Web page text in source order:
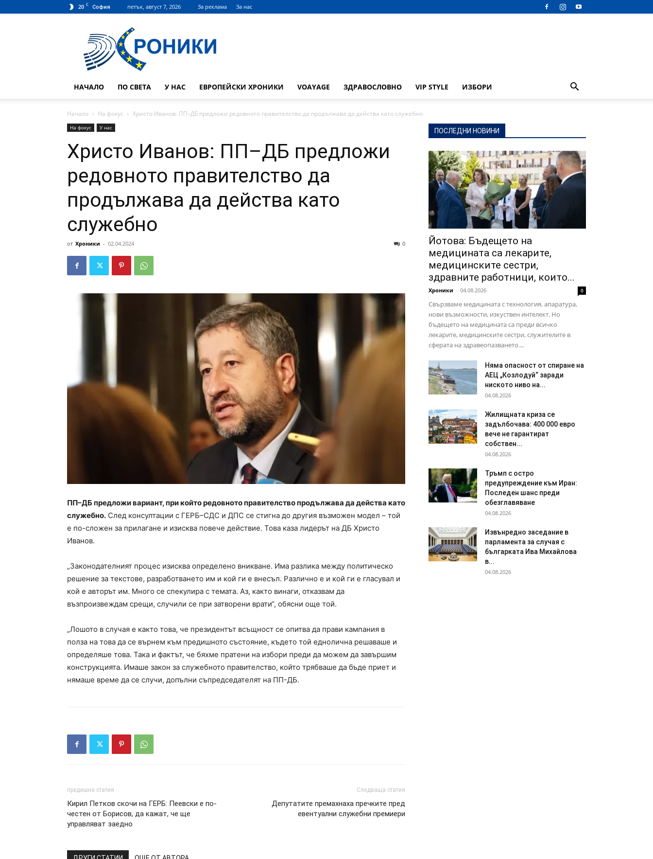
20 C София петък, август 7, 2026 За реклама За нас
НАЧАЛО ПО СВЕТА У НАС ЕВРОПЕЙСКИ ХРОНИКИ VOAYAGE ЗДРАВОСЛОВНО VIP STYLE ИЗБОРИ
Начало На фокус Христо Иванов: ПП–ДБ предложи редовното правителство да продължава да действа като служебно
На фокус У нас
Христо Иванов: ПП–ДБ предложи
редовното правителство да
продължава да действа като
служебно
от Хроники - 02.04.2024 0
ПП–ДБ предложи вариант, при който редовното правителство продължава да действа като
служебно. След консултации с ГЕРБ–СДС и ДПС се стигна до другия възможен модел – той
е по-сложен за прилагане и изисква повече действие. Това каза лидерът на ДБ Христо
Иванов.
„Законодателният процес изисква определено вникване. Има разлика между политическо
решение за текстове, разработването им и кой ги е внесъл. Различно е и кой ги е гласувал и
кой е авторът им. Много се спекулира с темата. Аз, както винаги, отказвам да
възпроизвеждам срещи, случили се при затворени врати“, обясни още той.
„Лошото в случая е както това, че президентът всъщност се опитва да прави кампания в
полза на това да се върнем към предишното състояние, където той еднолична решаваше и
определяше това. Така и фактът, че бяхме пратени на избори преди да можем да завършим
конструкцията. Имаше закон за служебното правителство, който трябваше да бъде приет и
нямаше време да се случи, допълни съпредседателят на ПП-ДБ.
предишна статия
Кирил Петков скочи на ГЕРБ: Пеевски е по-
честен от Борисов, да кажат, че ще
управляват заедно
Следваща статия
Депутатите премахнаха пречките пред
евентуални служебни премиери
ПОСЛЕДНИ НОВИНИ
Йотова: Бъдещето на
медицината са лекарите,
медицинските сестри,
здравните работници, които...
Хроники - 04.08.2026 0
Свързваме медицината с технология, апаратура,
нови възможности, изкуствен интелект. Но
бъдещето на медицината са преди всичко
лекарите, медицинските сестри, служителите в
сферата на здравеопазването....
Няма опасност от спиране на
АЕЦ „Козлодуй“ заради
ниското ниво на...
04.08.2026
Жилищната криза се
задълбочава: 400 000 евро
вече не гарантират
собствен...
04.08.2026
Тръмп с остро
предупреждение към Иран:
Последен шанс преди
обезглавяване
04.08.2026
Извънредно заседание в
парламента за случая с
българката Ива Михайлова
в...
04.08.2026